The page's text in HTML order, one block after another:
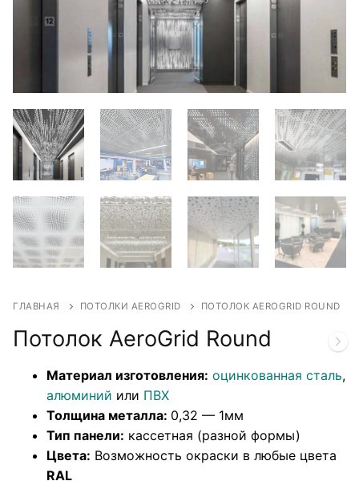
ГЛАВНАЯ ПОТОЛКИ AEROGRID ПОТОЛОК AEROGRID ROUND
Потолок AeroGrid Round
Материал изготовления: оцинкованная сталь,
алюминий или ПВХ
Толщина металла: 0,32 — 1мм
Тип панели: кассетная (разной формы)
Цвета: Возможность окраски в любые цвета
RAL